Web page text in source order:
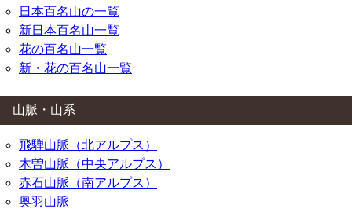
日本百名山の一覧
新日本百名山一覧
花の百名山一覧
新・花の百名山一覧
山脈・山系
飛騨山脈（北アルプス）
木曽山脈（中央アルプス）
赤石山脈（南アルプス）
奥羽山脈